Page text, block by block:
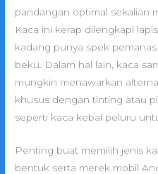
pandangan optimal sekalian
Kaca ini kerap dilengkapi
kadang punya spek
beku. Dalam hal lain, kaca
mungkin menawarkan
khusus dengan tinting atau
seperti kaca kebal peluru
Penting buat memilih jenis
bentuk serta merek mobil